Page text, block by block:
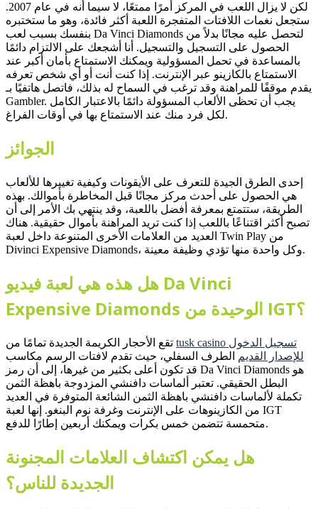
لكن لا يزال اللعب في المركز أمرًا ممتعًا، لا سيما أنه في عام 2007.
ستجعل نغمات اللافتات المتفجرة اللعبة أكثر فائدة، وهو ما ستختبره
بنفسك بسبب لعب Da Vinci Diamonds لتحصل عليه مجانًا بدلاً من
الحصول على التسجيل والتسجيل. أنا أشجعك على الالتزام دائمًا
بالمساعدة في تحمل المسؤولية ويمكنك الاستمتاع بأمان أكبر عند
الاستمتاع بالكازينو عبر الإنترنت. إذا كنت أنت أو أي شخص تعرفه
يقدم موقفًا للمراهنة وقد ترغب في السماح له بذلك، فاتصل هاتفيًا بـ
Gambler. يجب أن تحظى الألعاب المسؤولة دائمًا بالاعتبار الكامل
لكل فرد منك عند الاستمتاع بها في أوقات الفراغ.
الجوائز
إحدى الطرق الجيدة للتعرف على الأيقونات وكيفية تغييرها للألعاب
هي الحصول على أحدث مركز مجانًا قبل المخاطرة بأموالك. بهذه
الطريقة، ستتمتع بمعرفة أفضل باللعبة، وقد ينتهي بك الأمر إلى أن
تصبح أكثر اقتناعًا باللعب إذا كنت تريد المراهنة بأموال حقيقية. هناك
العديد من العلامات الأخرى المتنوعة داخل لعبة Twin Play من
Divinci Expensive Diamonds، وكل واحدة منها تؤدي وظيفة معينة.
هل هذه هي لعبة فيديو Da Vinci
Expensive Diamonds الوحيدة من IGT؟
tusk casino تسجيل الدخول
للإصدار القديم
الطرف السفلي، حيث تقدم لافتات الرسم مكاسب
قد تكون أعلى بكثير من غيرها، إلى أن رمز Da Vinci Diamonds هو
البطل الحقيقي. تعتبر ألماسات دافنشي المزدوجة باهظة الثمن
تكملة لألماسات دافنشي باهظة الثمن الشائعة المتوفرة في العديد
من الكازينوهات على الإنترنت وغرفة نوم البنغو. إنها لعبة IGT
متحمسة تتضمن خمس بكرات ويمكنك أربعين إطارًا للدفع.
هل يمكن اكتشاف العلامات المجنونة
الجديدة للناس؟